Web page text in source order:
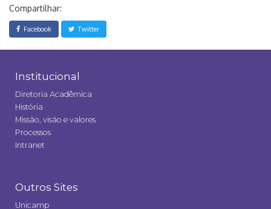
Compartilhar:
Facebook Twitter
Institucional
Diretoria Acadêmica
História
Missão, visão e valores
Processos
Intranet
Outros Sites
Unicamp